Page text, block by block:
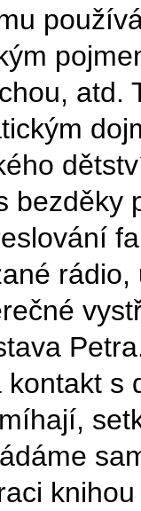
atd.
bezděky
s